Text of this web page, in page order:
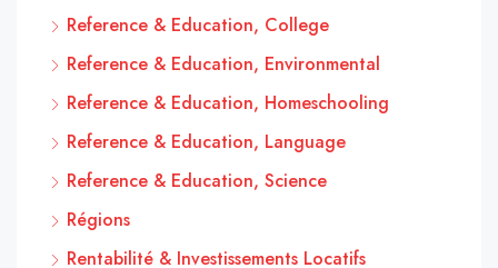
Reference & Education, College
Reference & Education, Environmental
Reference & Education, Homeschooling
Reference & Education, Language
Reference & Education, Science
Régions
Rentabilité & Investissements Locatifs